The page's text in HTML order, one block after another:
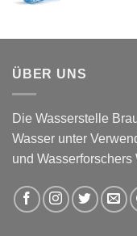
ÜBER UNS
Die Wasserstelle
Wasser unter
und